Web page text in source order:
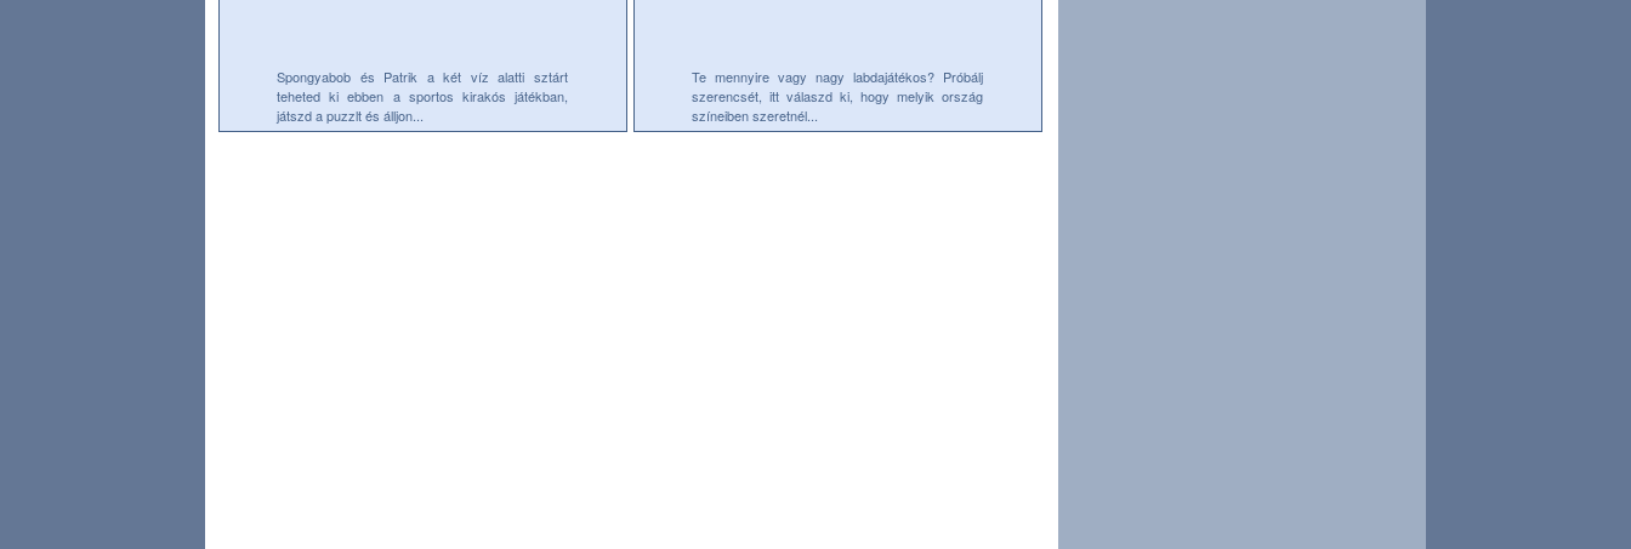
Spongyabob és Patrik a két víz alatti sztárt
teheted ki ebben a sportos kirakós játékban,
játszd a puzzlt és álljon...
Te mennyire vagy nagy labdajátékos? Próbálj
szerencsét, itt válaszd ki, hogy melyik ország
színeiben szeretnél...